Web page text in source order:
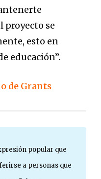
proyecto se
esto en
educación”.
de Grants
popular que
a personas que